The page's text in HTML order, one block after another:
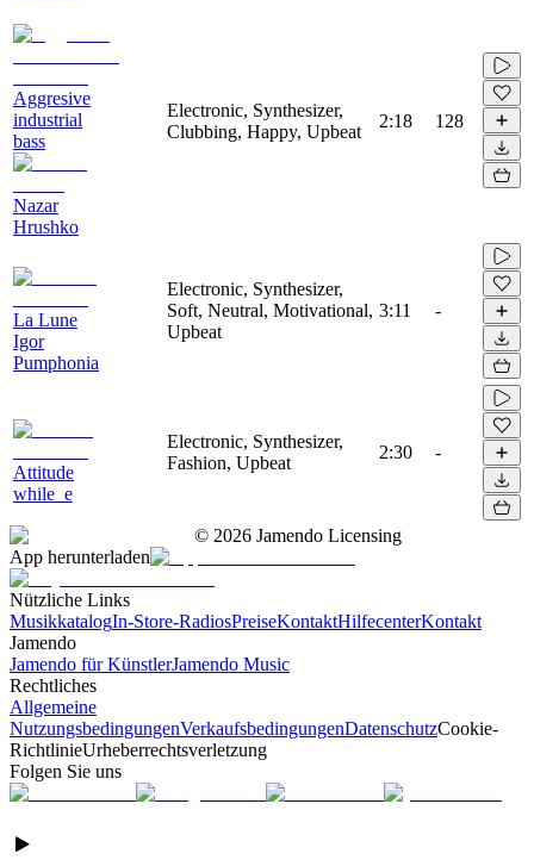
Aggresive
industrial
bass
Nazar
Hrushko
Electronic, Synthesizer,
Clubbing, Happy, Upbeat
2:18 128
La Lune
Igor
Pumphonia
Electronic, Synthesizer,
Soft, Neutral, Motivational,
Upbeat
3:11 -
Attitude
while_e
Electronic, Synthesizer,
Fashion, Upbeat
2:30 -
© 2026 Jamendo Licensing
App herunterladen
Nützliche Links
MusikkatalogIn-Store-RadiosPreiseKontaktHilfecenterKontakt
Jamendo
Jamendo für KünstlerJamendo Music
Rechtliches
Allgemeine
NutzungsbedingungenVerkaufsbedingungenDatenschutzCookie-
RichtlinieUrheberrechtsverletzung
Folgen Sie uns